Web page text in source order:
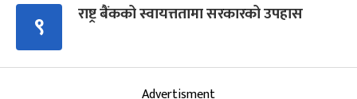
९ राष्ट्र बैंकको स्वायत्ततामा सरकारको उपहास
Advertisment